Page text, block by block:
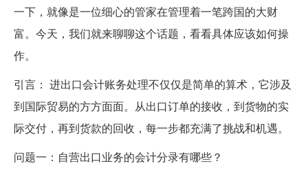
一下，就像是一位细心的管家在管理着一笔跨国的大财
富。今天，我们就来聊聊这个话题，看看具体应该如何操
作。
引言： 进出口会计账务处理不仅仅是简单的算术，它涉及
到国际贸易的方方面面。从出口订单的接收，到货物的实
际交付，再到货款的回收，每一步都充满了挑战和机遇。
问题一：自营出口业务的会计分录有哪些？